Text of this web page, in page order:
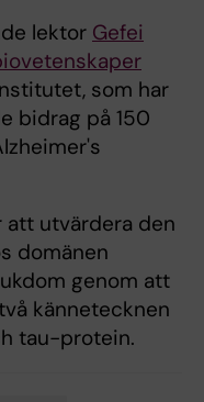
lektor Gefei
som har
bidrag på 150
att utvärdera den
domänen
genom att
kännetecknen
tau-protein.